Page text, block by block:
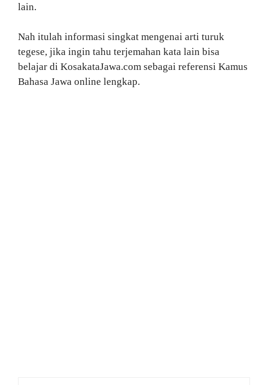
lain.
Nah itulah informasi singkat mengenai arti turuk
tegese, jika ingin tahu terjemahan kata lain bisa
belajar di KosakataJawa.com sebagai referensi Kamus
Bahasa Jawa online lengkap.